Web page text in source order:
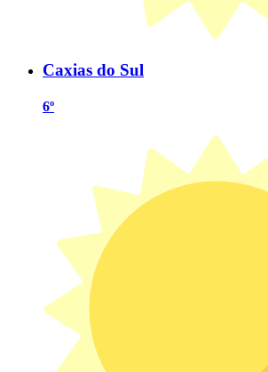
Caxias do Sul
6º